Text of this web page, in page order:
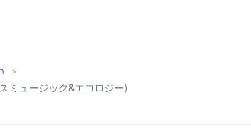
ミュージック&エコロジー)